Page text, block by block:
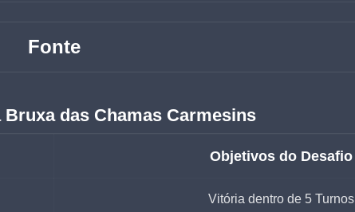
Fonte
das Chamas Carmesins
Objetivos do Desafio
Vitória dentro de 5 Turnos